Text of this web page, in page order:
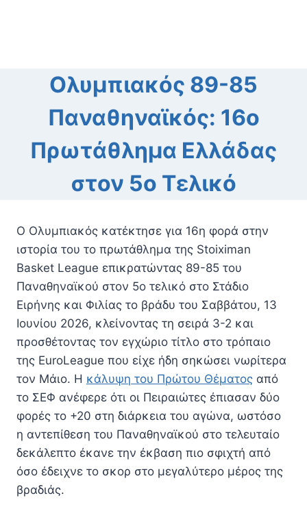
Ολυμπιακός 89-85
Παναθηναϊκός: 16ο
Πρωτάθλημα Ελλάδας
στον 5ο Τελικό
Ο Ολυμπιακός κατέκτησε για 16η φορά στην
ιστορία του το πρωτάθλημα της Stoiximan
Basket League επικρατώντας 89-85 του
Παναθηναϊκού στον 5ο τελικό στο Στάδιο
Ειρήνης και Φιλίας το βράδυ του Σαββάτου, 13
Ιουνίου 2026, κλείνοντας τη σειρά 3-2 και
προσθέτοντας τον εγχώριο τίτλο στο τρόπαιο
της EuroLeague που είχε ήδη σηκώσει νωρίτερα
τον Μάιο. Η κάλυψη του Πρώτου Θέματος από
το ΣΕΦ ανέφερε ότι οι Πειραιώτες έπιασαν δύο
φορές το +20 στη διάρκεια του αγώνα, ωστόσο
η αντεπίθεση του Παναθηναϊκού στο τελευταίο
δεκάλεπτο έκανε την έκβαση πιο σφιχτή από
όσο έδειχνε το σκορ στο μεγαλύτερο μέρος της
βραδιάς.